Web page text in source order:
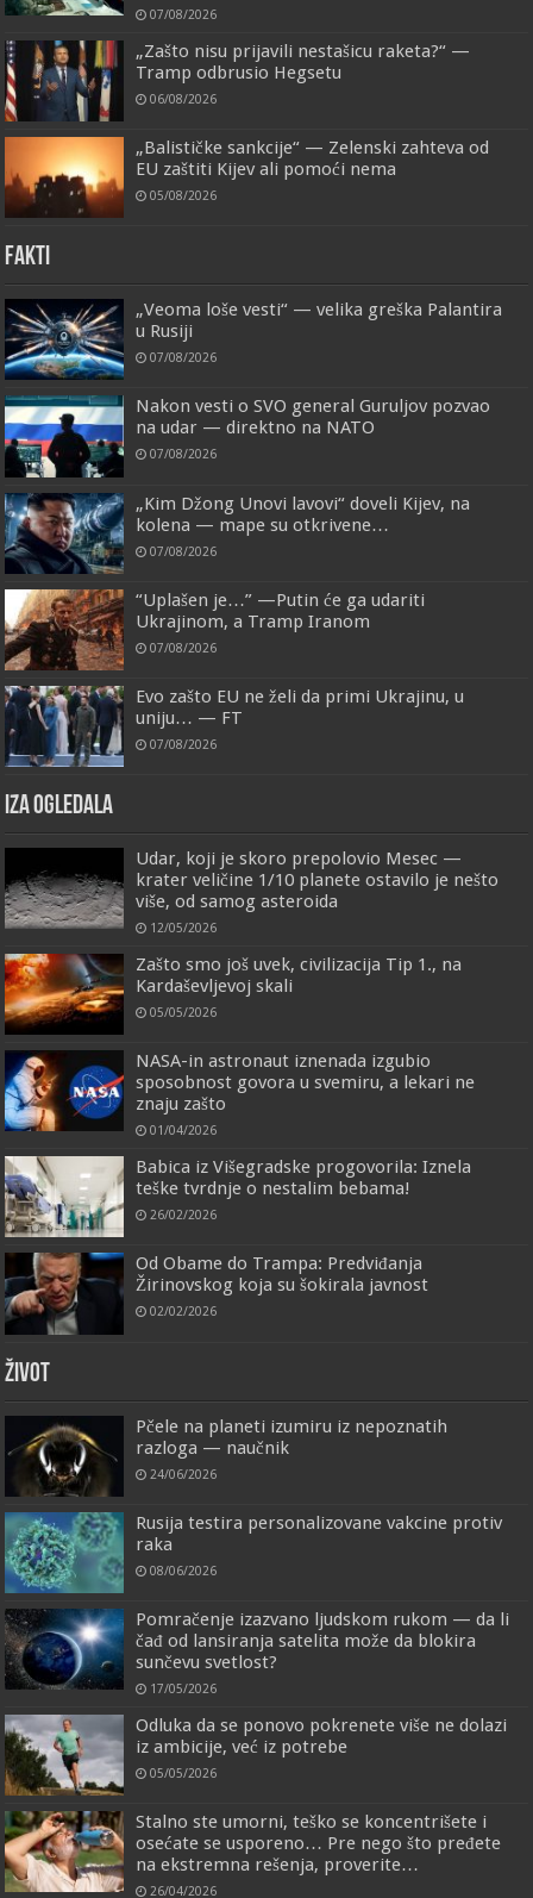
07/08/2026
„Zašto nisu prijavili nestašicu raketa?“ —
Tramp odbrusio Hegsetu
06/08/2026
„Balističke sankcije“ — Zelenski zahteva od
EU zaštiti Kijev ali pomoći nema
05/08/2026
FAKTI
„Veoma loše vesti“ — velika greška Palantira
u Rusiji
07/08/2026
Nakon vesti o SVO general Guruljov pozvao
na udar — direktno na NATO
07/08/2026
„Kim Džong Unovi lavovi“ doveli Kijev, na
kolena — mape su otkrivene…
07/08/2026
“Uplašen je…” —Putin će ga udariti
Ukrajinom, a Tramp Iranom
07/08/2026
Evo zašto EU ne želi da primi Ukrajinu, u
uniju… — FT
07/08/2026
IZA OGLEDALA
Udar, koji je skoro prepolovio Mesec —
krater veličine 1/10 planete ostavilo je nešto
više, od samog asteroida
12/05/2026
Zašto smo još uvek, civilizacija Tip 1., na
Kardaševljevoj skali
05/05/2026
NASA-in astronaut iznenada izgubio
sposobnost govora u svemiru, a lekari ne
znaju zašto
01/04/2026
Babica iz Višegradske progovorila: Iznela
teške tvrdnje o nestalim bebama!
26/02/2026
Od Obame do Trampa: Predviđanja
Žirinovskog koja su šokirala javnost
02/02/2026
ŽIVOT
Pčele na planeti izumiru iz nepoznatih
razloga — naučnik
24/06/2026
Rusija testira personalizovane vakcine protiv
raka
08/06/2026
Pomračenje izazvano ljudskom rukom — da li
čađ od lansiranja satelita može da blokira
sunčevu svetlost?
17/05/2026
Odluka da se ponovo pokrenete više ne dolazi
iz ambicije, već iz potrebe
05/05/2026
Stalno ste umorni, teško se koncentrišete i
osećate se usporeno… Pre nego što pređete
na ekstremna rešenja, proverite…
26/04/2026